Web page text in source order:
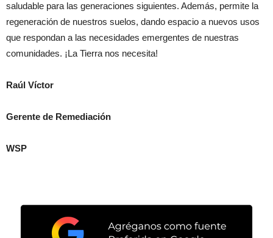
saludable para las generaciones siguientes. Además, permite la
regeneración de nuestros suelos, dando espacio a nuevos usos
que respondan a las necesidades emergentes de nuestras
comunidades. ¡La Tierra nos necesita!
Raúl Víctor
Gerente de Remediación
WSP